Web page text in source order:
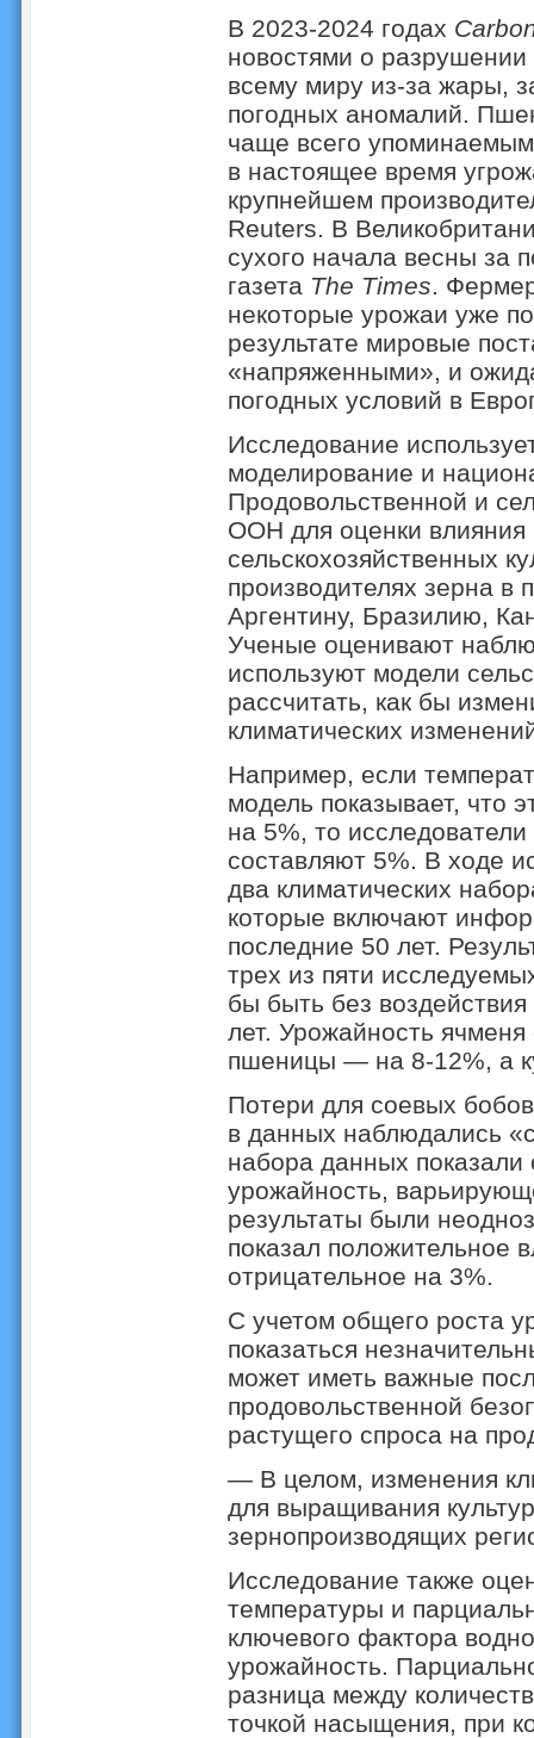
В 2023-2024 годах
новостями о разрушении
всему миру из-за жары,
погодных аномалий.
чаще всего
в настоящее время
крупнейшем
Reuters. В
сухого начала весны за
газета The Times.
некоторые урожаи уже
результате мировые
«напряженными», и
погодных условий в
Исследование
моделирование и
Продовольственной и
ООН для оценки влияния
сельскохозяйственных
производителях зерна в
Аргентину, Бразилию,
Ученые оценивают
используют модели
рассчитать, как бы
климатических
Например, если
модель показывает, что
на 5%, то
составляют 5%. В ходе
два климатических
которые включают
последние 50 лет.
трех из пяти
бы быть без
лет. Урожайность
пшеницы — на 8-12%, а
Потери для соевых
в данных наблюдались
набора данных показали
урожайность,
результаты были
показал положительное
отрицательное на 3%.
С учетом общего роста
показаться
может иметь важные
продовольственной
растущего спроса на
— В целом, изменения
для выращивания
зернопроизводящих
Исследование также
температуры и
ключевого фактора
урожайность.
разница между
точкой насыщения, при